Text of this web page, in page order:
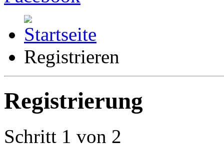
Registrieren
Registrierung
Schritt 1 von 2